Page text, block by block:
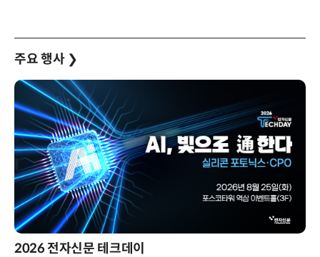
주요 행사 ❯
2026 전자신문 테크데이